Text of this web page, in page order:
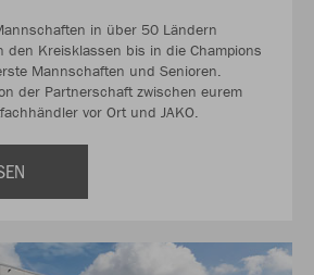
in über 50 Ländern
den Kreisklassen bis in die Champions
Mannschaften und Senioren.
der Partnerschaft zwischen eurem
vor Ort und JAKO.